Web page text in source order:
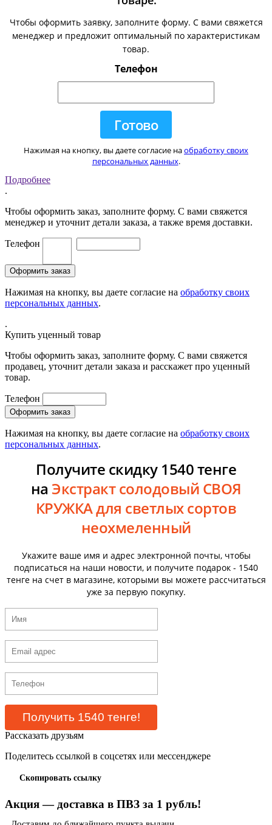
Чтобы оформить заявку, заполните форму. С вами свяжется
менеджер и предложит оптимальный по характеристикам
товар.
Телефон
Нажимая на кнопку, вы даете согласие наобработку своих
персональных данных.
Подробнее
.
Чтобы оформить заказ, заполните форму. С вами свяжется
менеджер и уточнит детали заказа, а также время доставки.
Телефон
Нажимая на кнопку, вы даете согласие на обработку своих
персональных данных.
.
Купить уценный товар
Чтобы оформить заказ, заполните форму. С вами свяжется
продавец, уточнит детали заказа и расскажет про уценный
товар.
Телефон
Нажимая на кнопку, вы даете согласие на обработку своих
персональных данных.
Получите скидку 1540 тенге
на Экстракт солодовый СВОЯ
КРУЖКА для светлых сортов
неохмеленный
Укажите ваше имя и адрес электронной почты, чтобы
подписаться на наши новости, и получите подарок - 1540
тенге на счет в магазине, которыми вы можете рассчитаться
уже за первую покупку.
Рассказать друзьям
Поделитесь ссылкой в соцсетях или мессенджере
Скопировать ссылку
Акция — доставка в ПВЗ за 1 рубль!